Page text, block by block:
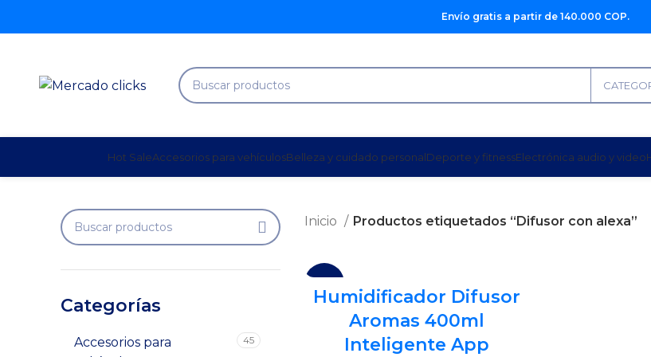
Envío gratis a partir de 140.000 COP.
Hot SaleAccesorios para vehículosBelleza y cuidado personalDeporte y fitnessElectrónica audio y video
Categorías
Accesorios para
45
Inicio Productos etiquetados “Difusor con alexa”
Humidificador Difusor
Aromas 400ml
Inteligente App